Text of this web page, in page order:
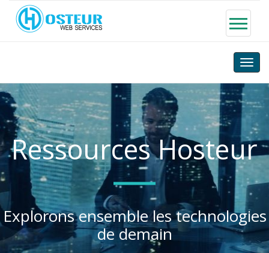
Toggle
Ressources Hosteur
Explorons ensemble les technologies
de demain